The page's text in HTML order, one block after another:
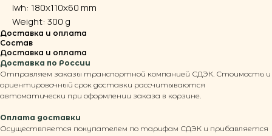
lwh: 180x110x60 mm
Weight: 300 g
Доставка и оплата
Состав
Доставка и оплата
Доставка по России
Отправляем заказы транспортной компанией СДЭК. Стоимость и
ориентировочный срок доставки рассчитываются
автоматически при оформлении заказа в корзине.
Оплата доставки
Осуществляется покупателем по тарифам СДЭК и прибавляется